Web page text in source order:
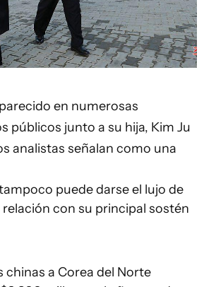
en numerosas
públicos junto a su hija, Kim Ju
analistas señalan como una
puede darse el lujo de
con su principal sostén
chinas a Corea del Norte